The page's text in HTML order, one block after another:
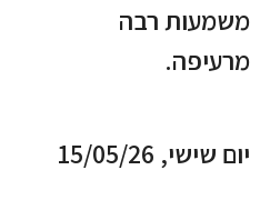
משמעות רבה
מרעיפה.
יום שישי, 15/05/26